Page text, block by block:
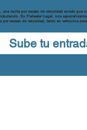
una multa por exceso de velocidad es más que
En Flatwater Legal, nos
por exceso de velocidad, tanto en vehículos
Sube tu